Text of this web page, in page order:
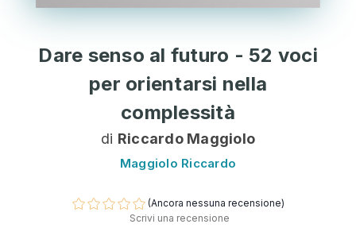
Dare senso al futuro - 52 voci
per orientarsi nella
complessità
di Riccardo Maggiolo
Maggiolo Riccardo
(Ancora nessuna recensione)
Scrivi una recensione